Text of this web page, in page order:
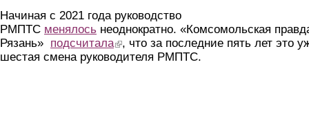
Начиная с 2021 года руководство
РМПТС менялось неоднократно. «Комсомольская
Рязань» подсчитала(link is external)
, что за последние пять лет это
шестая смена руководителя РМПТС.